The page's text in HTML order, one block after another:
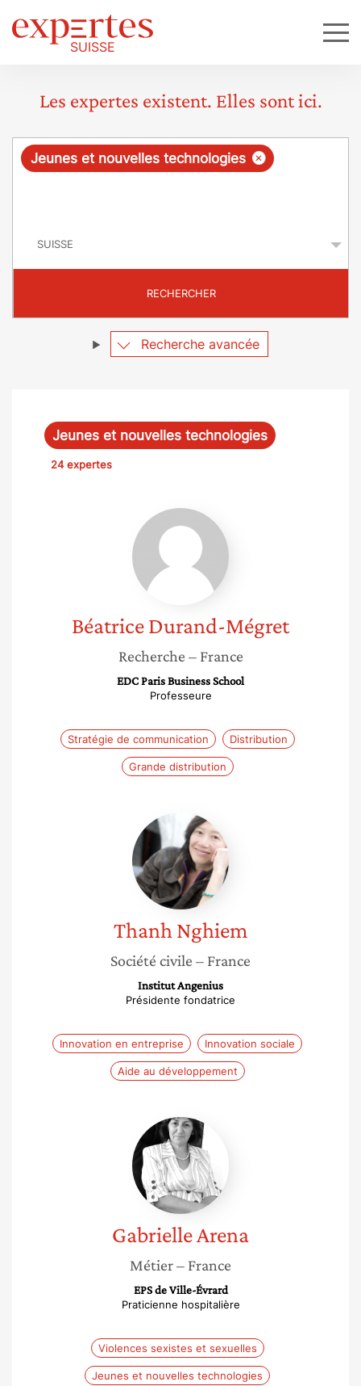
Les expertes existent. Elles sont ici.
R
ê
e
×
Jeunes et nouvelles technologies
RECHERCHER
Recherche avancée
Jeunes et nouvelles technologies
24 expertes
Béatrice
Durand-
Mégret
BéatriceDurand-Mégret
Recherche – France
EDC Paris Business School
Professeure
Stratégie de communication Distribution
Grande distribution
Thanh
Nghiem
Thanh Nghiem
Société civile – France
Institut Angenius
Présidente fondatrice
Innovation en entreprise Innovation sociale
Aide au développement
Gabrielle
Arena
GabrielleArena
Métier– France
EPS de Ville-Évrard
Praticienne hospitalière
Violences sexistes et sexuelles
Jeunes et nouvelles technologies